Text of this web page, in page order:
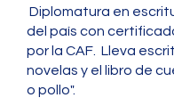
Diplomatura en
del país con
por la CAF. Lleva
novelas y el libro de
o pollo".